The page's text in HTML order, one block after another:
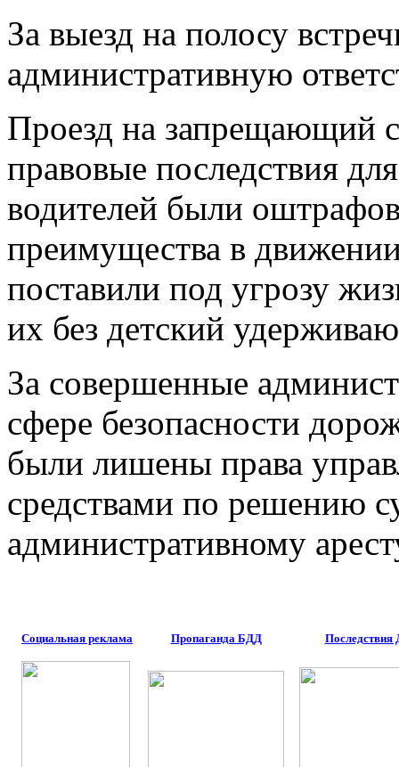
За выезд на полосу
административную
Проезд на запрещающий
правовые последствия
водителей были
преимущества в
поставили под угрозу
их без детский
За совершенные
сфере безопасности
были лишены права
средствами по решению
административному
Социальная реклама Пропаганда БДД